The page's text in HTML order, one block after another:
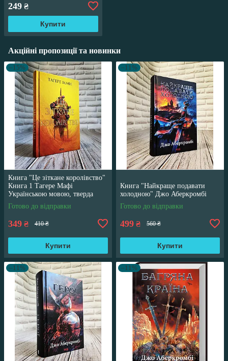
249 ₴
Купити
Акційні пропозиції та новинки
–15%
Книга "Це зіткане королівство"
Книга 1 Тагере Мафі
Українською мовою, тверда
обкладинка
Готово до відправки
349 ₴ 410 ₴
Купити
–11%
Книга "Найкраще подавати
холодною" Джо Аберкромбі
Готово до відправки
499 ₴ 560 ₴
Купити
–11% –11%